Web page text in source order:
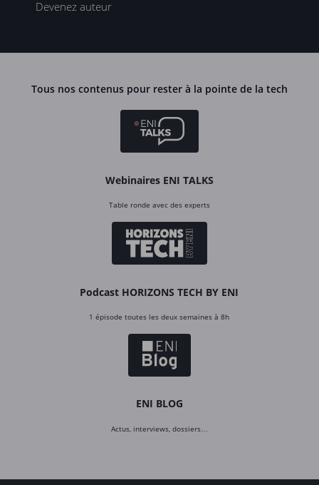
Devenez auteur
Tous nos contenus pour rester à la pointe de la tech
Webinaires ENI TALKS
Table ronde avec des experts
Podcast HORIZONS TECH BY ENI
1 épisode toutes les deux semaines à 8h
ENI BLOG
Actus, interviews, dossiers…